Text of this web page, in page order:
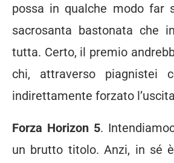
possa in qualche modo far
sacrosanta bastonata che
tutta. Certo, il premio
chi, attraverso piagnistei
indirettamente forzato
Forza Horizon 5.
un brutto titolo. Anzi, in sé